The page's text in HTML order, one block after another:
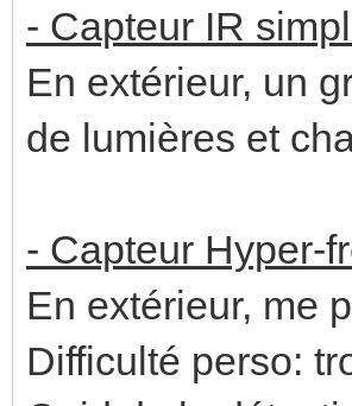
- Capteur IR
En extérieur, un
de lumières et
- Capteur Hyper-
En extérieur, me
Difficulté perso: